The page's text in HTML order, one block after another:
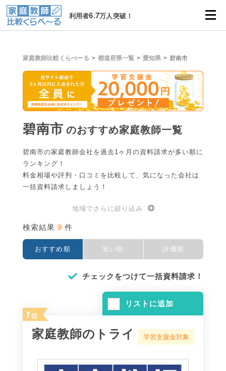
利用者6.7万人突破！
家庭教師比較くらべーる 都道府県一覧 愛知県 碧南市
碧南市 のおすすめ家庭教師一覧
碧南市の家庭教師会社を過去1ヶ月の資料請求が多い順に
ランキング！
料金相場や評判・口コミを比較して、気になった会社は
一括資料請求しましょう！
地域でさらに絞り込み
検索結果 9 件
おすすめ順 安い順 評価順
チェックをつけて一括資料請求！
リストに追加
1 位
家庭教師のトライ 学習支援金対象